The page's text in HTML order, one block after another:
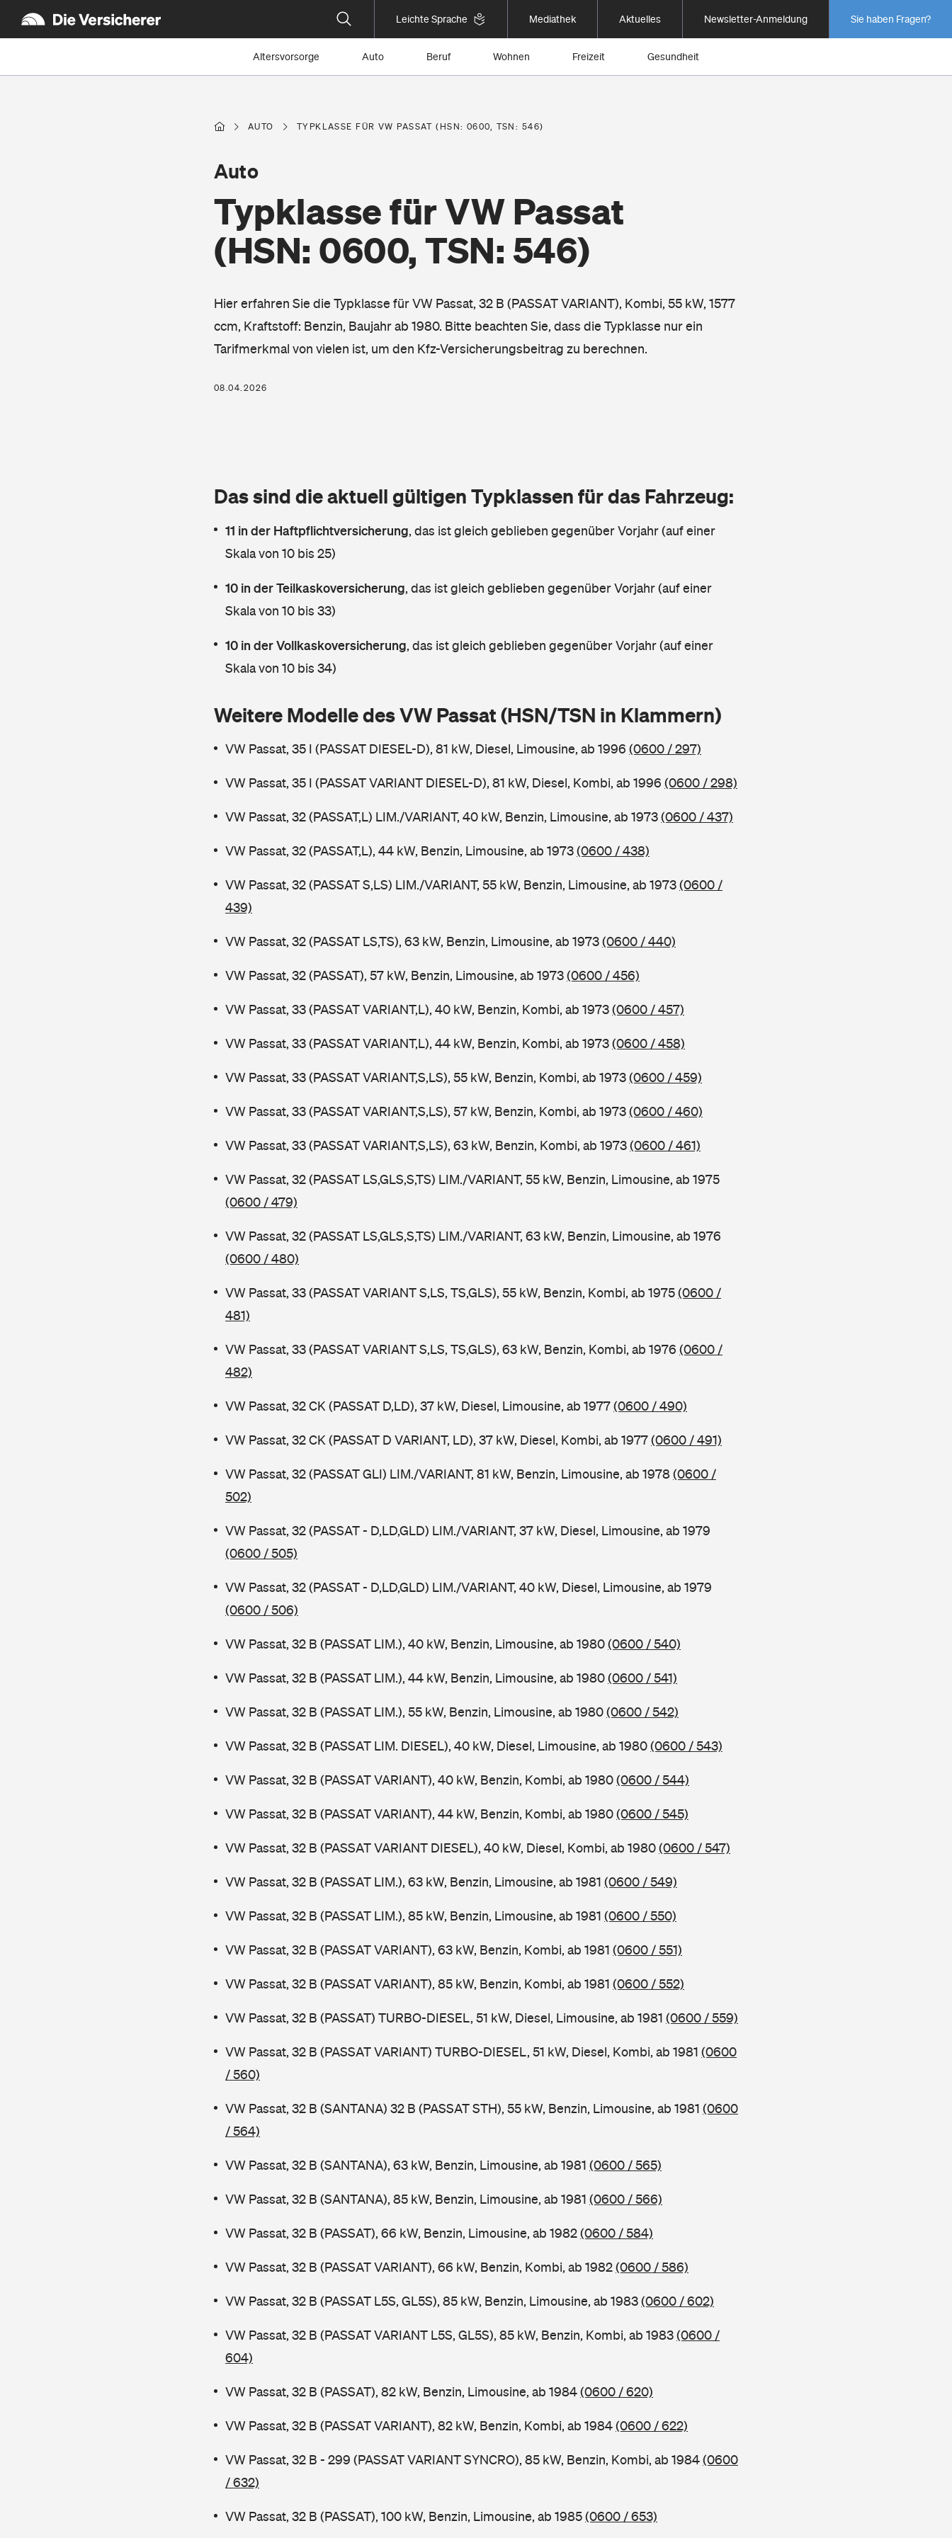
Leichte Sprache Mediathek Aktuelles Newsletter-Anmeldung Sie haben Fragen?
Altersvorsorge Auto Beruf Wohnen Freizeit Gesundheit
AUTO TYPKLASSE FÜR VW PASSAT (HSN: 0600, TSN: 546)
Typklasse für VW Passat
(HSN: 0600, TSN: 546)
Auto
Hier erfahren Sie die Typklasse für VW Passat, 32 B (PASSAT VARIANT), Kombi, 55 kW, 1577
ccm, Kraftstoff: Benzin, Baujahr ab 1980. Bitte beachten Sie, dass die Typklasse nur ein
Tarifmerkmal von vielen ist, um den Kfz-Versicherungsbeitrag zu berechnen.
08.04.2026
Das sind die aktuell gültigen Typklassen für das Fahrzeug:
11 in der Haftpflichtversicherung, das ist gleich geblieben gegenüber Vorjahr (auf einer
Skala von 10 bis 25)
10 in der Teilkaskoversicherung, das ist gleich geblieben gegenüber Vorjahr (auf einer
Skala von 10 bis 33)
10 in der Vollkaskoversicherung, das ist gleich geblieben gegenüber Vorjahr (auf einer
Skala von 10 bis 34)
Weitere Modelle des VW Passat (HSN/TSN in Klammern)
VW Passat, 35 I (PASSAT DIESEL-D), 81 kW, Diesel, Limousine, ab 1996 (0600 / 297)
VW Passat, 35 I (PASSAT VARIANT DIESEL-D), 81 kW, Diesel, Kombi, ab 1996 (0600 / 298)
VW Passat, 32 (PASSAT,L) LIM./VARIANT, 40 kW, Benzin, Limousine, ab 1973(0600 / 437)
VW Passat, 32 (PASSAT,L), 44 kW, Benzin, Limousine, ab 1973(0600 / 438)
VW Passat, 32 (PASSAT S,LS) LIM./VARIANT, 55 kW, Benzin, Limousine, ab 1973(0600 /
439)
VW Passat, 32 (PASSAT LS,TS), 63 kW, Benzin, Limousine, ab 1973(0600 / 440)
VW Passat, 32 (PASSAT), 57 kW, Benzin, Limousine, ab 1973(0600 / 456)
VW Passat, 33 (PASSAT VARIANT,L), 40 kW, Benzin, Kombi, ab 1973(0600 / 457)
VW Passat, 33 (PASSAT VARIANT,L), 44 kW, Benzin, Kombi, ab 1973(0600 / 458)
VW Passat, 33 (PASSAT VARIANT,S,LS), 55 kW, Benzin, Kombi, ab 1973(0600 / 459)
VW Passat, 33 (PASSAT VARIANT,S,LS), 57 kW, Benzin, Kombi, ab 1973(0600 / 460)
VW Passat, 33 (PASSAT VARIANT,S,LS), 63 kW, Benzin, Kombi, ab 1973(0600 / 461)
VW Passat, 32 (PASSAT LS,GLS,S,TS) LIM./VARIANT, 55 kW, Benzin, Limousine, ab 1975
(0600 / 479)
VW Passat, 32 (PASSAT LS,GLS,S,TS) LIM./VARIANT, 63 kW, Benzin, Limousine, ab 1976
(0600 / 480)
VW Passat, 33 (PASSAT VARIANT S,LS, TS,GLS), 55 kW, Benzin, Kombi, ab 1975(0600 /
481)
VW Passat, 33 (PASSAT VARIANT S,LS, TS,GLS), 63 kW, Benzin, Kombi, ab 1976 (0600 /
482)
VW Passat, 32 CK (PASSAT D,LD), 37 kW, Diesel, Limousine, ab 1977(0600 / 490)
VW Passat, 32 CK (PASSAT D VARIANT, LD), 37 kW, Diesel, Kombi, ab 1977(0600 / 491)
VW Passat, 32 (PASSAT GLI) LIM./VARIANT, 81 kW, Benzin, Limousine, ab 1978(0600 /
502)
VW Passat, 32 (PASSAT - D,LD,GLD) LIM./VARIANT, 37 kW, Diesel, Limousine, ab 1979
(0600 / 505)
VW Passat, 32 (PASSAT - D,LD,GLD) LIM./VARIANT, 40 kW, Diesel, Limousine, ab 1979
(0600 / 506)
VW Passat, 32 B (PASSAT LIM.), 40 kW, Benzin, Limousine, ab 1980(0600 / 540)
VW Passat, 32 B (PASSAT LIM.), 44 kW, Benzin, Limousine, ab 1980(0600 / 541)
VW Passat, 32 B (PASSAT LIM.), 55 kW, Benzin, Limousine, ab 1980(0600 / 542)
VW Passat, 32 B (PASSAT LIM. DIESEL), 40 kW, Diesel, Limousine, ab 1980(0600 / 543)
VW Passat, 32 B (PASSAT VARIANT), 40 kW, Benzin, Kombi, ab 1980(0600 / 544)
VW Passat, 32 B (PASSAT VARIANT), 44 kW, Benzin, Kombi, ab 1980(0600 / 545)
VW Passat, 32 B (PASSAT VARIANT DIESEL), 40 kW, Diesel, Kombi, ab 1980(0600 / 547)
VW Passat, 32 B (PASSAT LIM.), 63 kW, Benzin, Limousine, ab 1981 (0600 / 549)
VW Passat, 32 B (PASSAT LIM.), 85 kW, Benzin, Limousine, ab 1981 (0600 / 550)
VW Passat, 32 B (PASSAT VARIANT), 63 kW, Benzin, Kombi, ab 1981 (0600 / 551)
VW Passat, 32 B (PASSAT VARIANT), 85 kW, Benzin, Kombi, ab 1981 (0600 / 552)
VW Passat, 32 B (PASSAT) TURBO-DIESEL, 51 kW, Diesel, Limousine, ab 1981 (0600 / 559)
VW Passat, 32 B (PASSAT VARIANT) TURBO-DIESEL, 51 kW, Diesel, Kombi, ab 1981 (0600
/ 560)
VW Passat, 32 B (SANTANA) 32 B (PASSAT STH), 55 kW, Benzin, Limousine, ab 1981 (0600
/ 564)
VW Passat, 32 B (SANTANA), 63 kW, Benzin, Limousine, ab 1981 (0600 / 565)
VW Passat, 32 B (SANTANA), 85 kW, Benzin, Limousine, ab 1981 (0600 / 566)
VW Passat, 32 B (PASSAT), 66 kW, Benzin, Limousine, ab 1982(0600 / 584)
VW Passat, 32 B (PASSAT VARIANT), 66 kW, Benzin, Kombi, ab 1982(0600 / 586)
VW Passat, 32 B (PASSAT L5S, GL5S), 85 kW, Benzin, Limousine, ab 1983(0600 / 602)
VW Passat, 32 B (PASSAT VARIANT L5S, GL5S), 85 kW, Benzin, Kombi, ab 1983(0600 /
604)
VW Passat, 32 B (PASSAT), 82 kW, Benzin, Limousine, ab 1984(0600 / 620)
VW Passat, 32 B (PASSAT VARIANT), 82 kW, Benzin, Kombi, ab 1984(0600 / 622)
VW Passat, 32 B - 299 (PASSAT VARIANT SYNCRO), 85 kW, Benzin, Kombi, ab 1984(0600
/ 632)
VW Passat, 32 B (PASSAT), 100 kW, Benzin, Limousine, ab 1985(0600 / 653)